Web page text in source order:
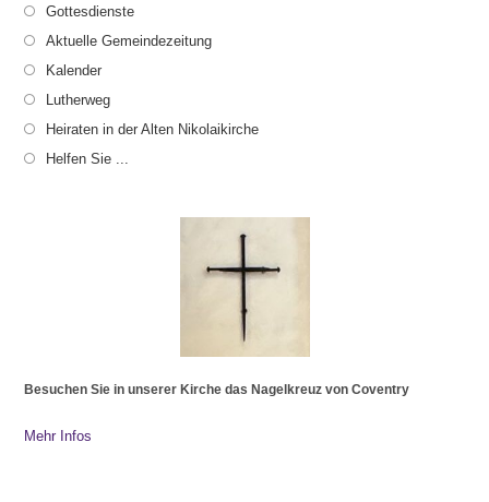
Gottesdienste
Aktuelle Gemeindezeitung
Kalender
Lutherweg
Heiraten in der Alten Nikolaikirche
Helfen Sie ...
Besuchen Sie in unserer Kirche das Nagelkreuz von Coventry
Mehr Infos